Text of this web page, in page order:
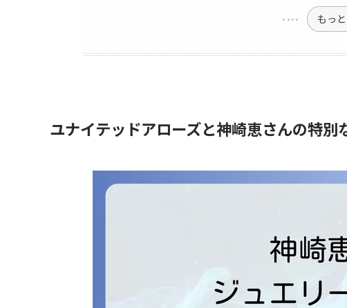
もっ
ユナイテッドアローズと神崎恵さんの特別